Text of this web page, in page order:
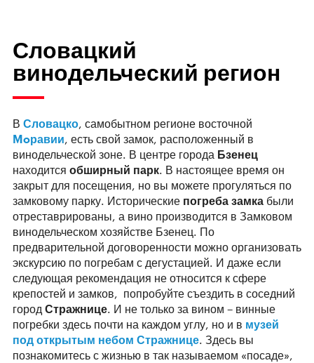
Словацкий
винодельческий регион
В Словацко, самобытном регионе восточной
Moравии, есть свой замок, расположенный в
винодельческой зоне. В центре города Бзенец
находится обширный парк. В настоящее время он
закрыт для посещения, но вы можете прогуляться по
замковому парку. Исторические погреба замка были
отреставрированы, а вино производится в Замковом
винодельческом хозяйстве Бзенец. По
предварительной договоренности можно организовать
экскурсию по погребам с дегустацией. И даже если
следующая рекомендация не относится к сфере
крепостей и замков, попробуйте съездить в соседний
город Стражнице. И не только за вином – винные
погребки здесь почти на каждом углу, но и в музей
под открытым небом Стражнице. Здесь вы
познакомитесь с жизнью в так называемом «посаде»,